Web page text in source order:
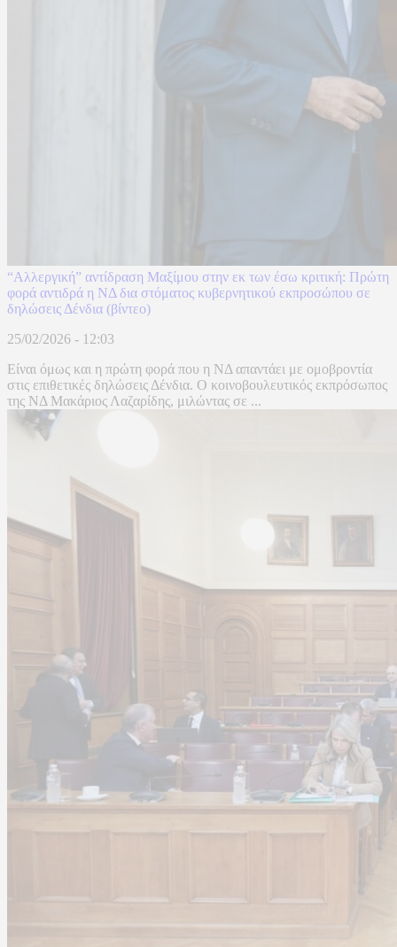
“Αλλεργική” αντίδραση Μαξίμου στην εκ των έσω κριτική: Πρώτη
φορά αντιδρά η ΝΔ δια στόματος κυβερνητικού εκπροσώπου σε
δηλώσεις Δένδια (βίντεο)
25/02/2026 - 12:03
Είναι όμως και η πρώτη φορά που η ΝΔ απαντάει με ομοβροντία
στις επιθετικές δηλώσεις Δένδια. Ο κοινοβουλευτικός εκπρόσωπος
της ΝΔ Μακάριος Λαζαρίδης, μιλώντας σε ...